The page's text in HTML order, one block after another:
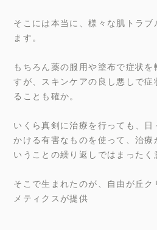
そこには本当に、様々な肌トラ
ます。
もちろん薬の服用や塗布で症状を
すが、スキンケアの良し悪しで症
ることも確か。
いくら真剣に治療を行っても、
かける有害なものを使って、治療
いうことの繰り返しではまったく
そこで生まれたのが、自由が丘ク
メティクスが提供